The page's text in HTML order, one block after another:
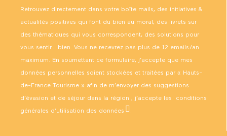
Retrouvez directement dans votre boîte mails, des initiatives &
actualités positives qui font du bien au moral, des livrets sur
des thématiques qui vous correspondent, des solutions pour
vous sentir… bien. Vous ne recevrez pas plus de 12 emails/an
maximum. En soumettant ce formulaire, j’accepte que mes
données personnelles soient stockées et traitées par « Hauts-
de-France Tourisme » afin de m’envoyer des suggestions
d’évasion et de séjour dans la région ; j’accepte les conditions
générales d’utilisation des données .